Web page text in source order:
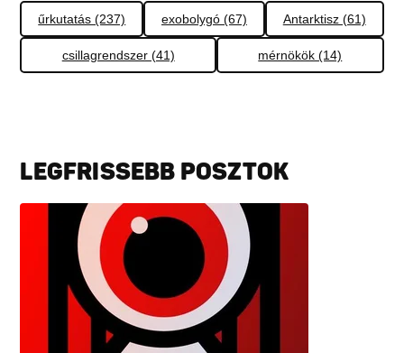
űrkutatás (237) exobolygó (67) Antarktisz (61)
csillagrendszer (41) mérnökök (14)
LEGFRISSEBB POSZTOK